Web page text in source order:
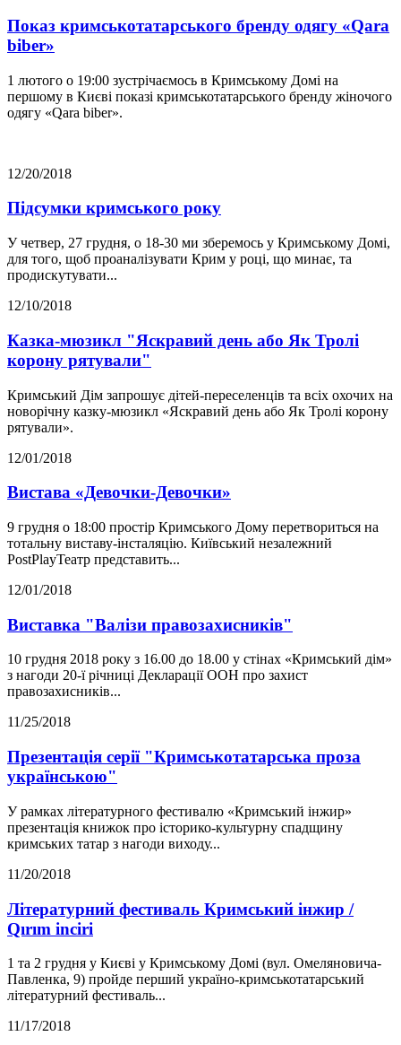
Показ кримськотатарського бренду одягу «Qara
biber»
1 лютого о 19:00 зустрічаємось в Кримському Домі на
першому в Києві показі кримськотатарського бренду жіночого
одягу «Qara biber».
12/20/2018
Підсумки кримського року
У четвер, 27 грудня, о 18-30 ми зберемось у Кримському Домі,
для того, щоб проаналізувати Крим у році, що минає, та
продискутувати...
12/10/2018
Казка-мюзикл "Яскравий день або Як Тролі
корону рятували"
Кримський Дім запрошує дітей-переселенців та всіх охочих на
новорічну казку-мюзикл «Яскравий день або Як Тролі корону
рятували».
12/01/2018
Вистава «Девочки-Девочки»
9 грудня о 18:00 простір Кримського Дому перетвориться на
тотальну виставу-інсталяцію. Київський незалежний
PostPlayТеатр представить...
12/01/2018
Виставка "Валізи правозахисників"
10 грудня 2018 року з 16.00 до 18.00 у стінах «Кримський дім»
з нагоди 20-ї річниці Декларації ООН про захист
правозахисників...
11/25/2018
Презентація серії "Кримськотатарська проза
українською"
У рамках літературного фестивалю «Кримський інжир»
презентація книжок про історико-культурну спадщину
кримських татар з нагоди виходу...
11/20/2018
Літературний фестиваль Кримський інжир /
Qırım inciri
1 та 2 грудня у Києві у Кримському Домі (вул. Омеляновича-
Павленка, 9) пройде перший україно-кримськотатарський
літературний фестиваль...
11/17/2018